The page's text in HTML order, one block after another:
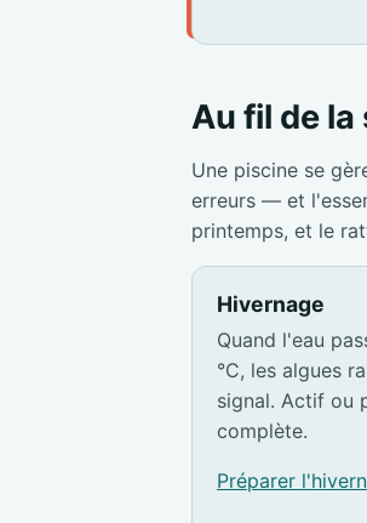
Au fil de la
Une piscine se
erreurs — et
printemps, et le
Hivernage
Quand l'eau
°C, les algues
signal. Actif ou
complète.
Préparer